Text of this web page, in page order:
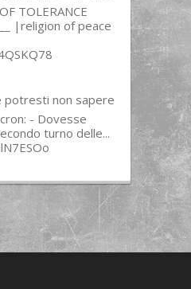
TOLERANCE
|religion of peace
potresti non sapere
- Dovesse
turno delle...